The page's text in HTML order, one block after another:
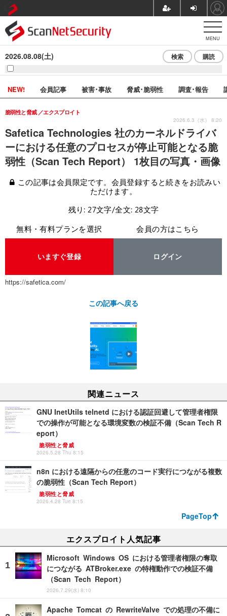
MENU
2026.08.08(土) 検索 購読
NEW! 会員記事 被害･事故 脅威･脆弱性 調査･報告
Safetica Technologies 社のカーネルドライバ
ーにおける任意のプロセスが停止可能となる脆
弱性（Scan Tech Report） 1枚目の写真・画像
脆弱性と脅威 エクスプロイト
2026.6.3（水） 8:20
この記事は会員限定です。会員登録すると続きをお読みい
ただけます。
残り: 27文字/全文: 28文字
無料・有料プランを選択
いますぐ登録
会員の方はこちら
ログイン
https://safetica.com/
この記事へ戻る
関連ニュース
GNU InetUtils telnetd における認証回避して管理者権限
での操作が可能となる環境変数の検証不備（Scan Tech R
eport）
脆弱性と脅威
2026.5.28 Thu 8:15
n8n における遠隔からの任意のコード実行につながる複数
の脆弱性（Scan Tech Report）
脆弱性と脅威
2026.4.28 Tue 8:15
PageTop
エクスプロイト人気記事
Microsoft Windows OS における管理者権限の奪取
につながる ATBroker.exe の特権動作での検証不備
（Scan Tech Report）
2026.7.29(水) 8:10
Apache Tomcat の RewriteValve での処理の不備に